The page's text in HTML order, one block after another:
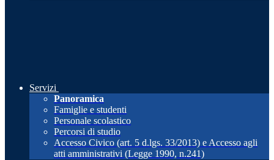
Servizi
Panoramica
Famiglie e studenti
Personale scolastico
Percorsi di studio
Accesso Civico (art. 5 d.lgs. 33/2013) e Accesso agli
atti amministrativi (Legge 1990, n.241)